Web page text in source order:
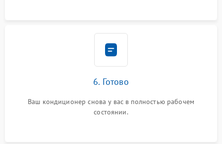
6. Готово
Ваш кондиционер снова у вас в полностью рабочем
состоянии.